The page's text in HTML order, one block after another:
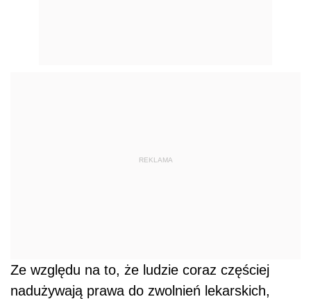
REKLAMA
Ze względu na to, że ludzie coraz częściej
nadużywają prawa do zwolnień lekarskich,